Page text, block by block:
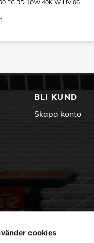
cookies
EC RD 10W 40K W HV 06
BLI KUND
Skapa konto